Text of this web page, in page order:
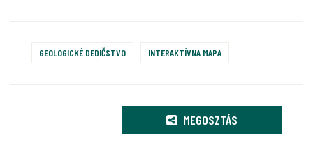
GEOLOGICKÉ DEDIČSTVO INTERAKTÍVNA MAPA
MEGOSZTÁS